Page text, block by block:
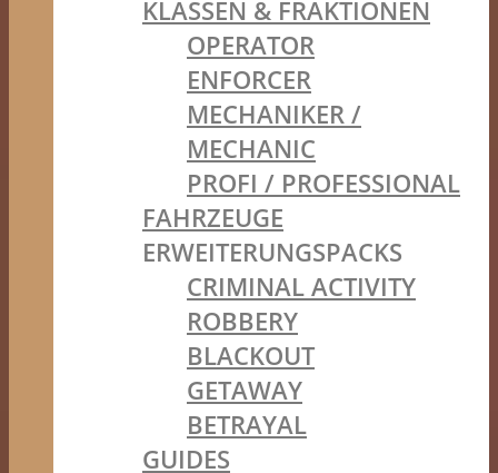
KLASSEN & FRAKTIONEN
OPERATOR
ENFORCER
MECHANIKER /
MECHANIC
PROFI / PROFESSIONAL
FAHRZEUGE
ERWEITERUNGSPACKS
CRIMINAL ACTIVITY
ROBBERY
BLACKOUT
GETAWAY
BETRAYAL
GUIDES